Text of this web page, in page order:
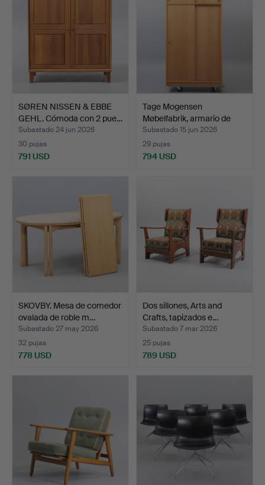
SØREN NISSEN & EBBE
GEHL. Cómoda con 2 pue…
Subastado 24 jun 2026
30 pujas
791 USD
Tage Mogensen
Møbelfabrik, armario de
robl…
Subastado 15 jun 2026
29 pujas
794 USD
SKOVBY. Mesa de comedor
ovalada de roble m…
Subastado 27 may 2026
32 pujas
778 USD
Dos sillones, Arts and
Crafts, tapizados e…
Subastado 7 mar 2026
25 pujas
789 USD